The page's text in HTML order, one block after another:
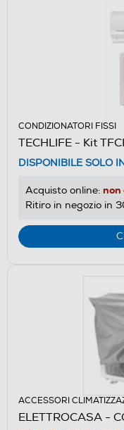
CONDIZIONATORI FISSI
TECHLIFE - Kit
DISPONIBILE SOLO
Acquisto online: non
Ritiro in negozio in
ACCESSORI
ELETTROCASA -